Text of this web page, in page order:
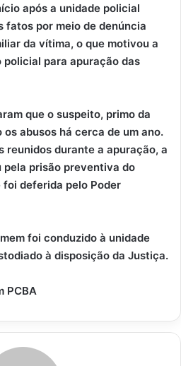
após a unidade policial
fatos por meio de denúncia
da vítima, o que motivou a
para apuração das
que o suspeito, primo da
abusos há cerca de um ano.
reunidos durante a apuração, a
prisão preventiva do
deferida pelo Poder
foi conduzido à unidade
à disposição da Justiça.
PCBA